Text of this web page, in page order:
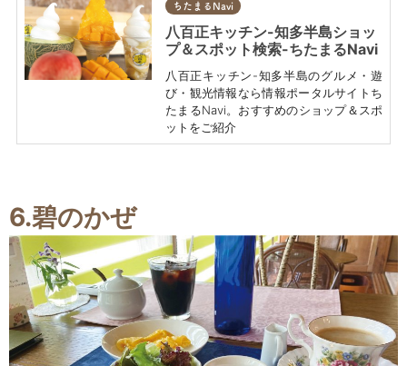
ちたまるNavi
八百正キッチン-知多半島ショッ
プ＆スポット検索-ちたまるNavi
八百正キッチン-知多半島のグルメ・遊
び・観光情報なら情報ポータルサイトち
たまるNavi。おすすめのショップ＆スポ
ットをご紹介
6.碧のかぜ